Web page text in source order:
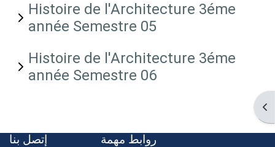
Histoire de l'Architecture 3éme
année Semestre 05
Histoire de l'Architecture 3éme
année Semestre 06
إتصل بنا
روابط مهمة